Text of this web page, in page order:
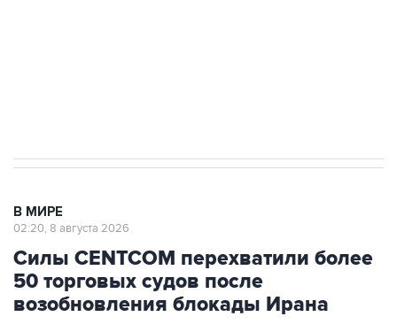
В МИРЕ
02:20, 8 августа 2026
Силы CENTCOM перехватили более
50 торговых судов после
возобновления блокады Ирана